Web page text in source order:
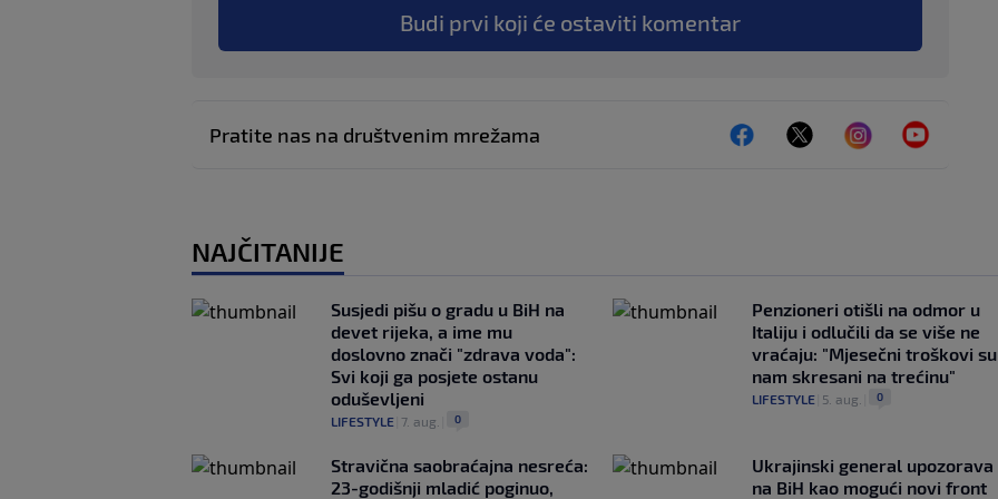
Budi prvi koji će ostaviti komentar
Pratite nas na društvenim mrežama
NAJČITANIJE
Susjedi pišu o gradu u BiH na
devet rijeka, a ime mu
doslovno znači "zdrava voda":
Svi koji ga posjete ostanu
oduševljeni
LIFESTYLE 7. aug. 0
Penzioneri otišli na odmor u
Italiju i odlučili da se više ne
vraćaju: "Mjesečni troškovi su
nam skresani na trećinu"
LIFESTYLE| 5. aug. 0
Stravična saobraćajna nesreća:
23-godišnji mladić poginuo,
Ukrajinski general upozorava
na BiH kao mogući novi front